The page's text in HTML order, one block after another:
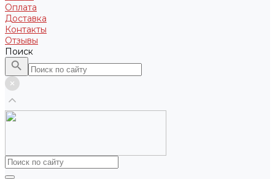
Оплата
Доставка
Контакты
Отзывы
Поиск